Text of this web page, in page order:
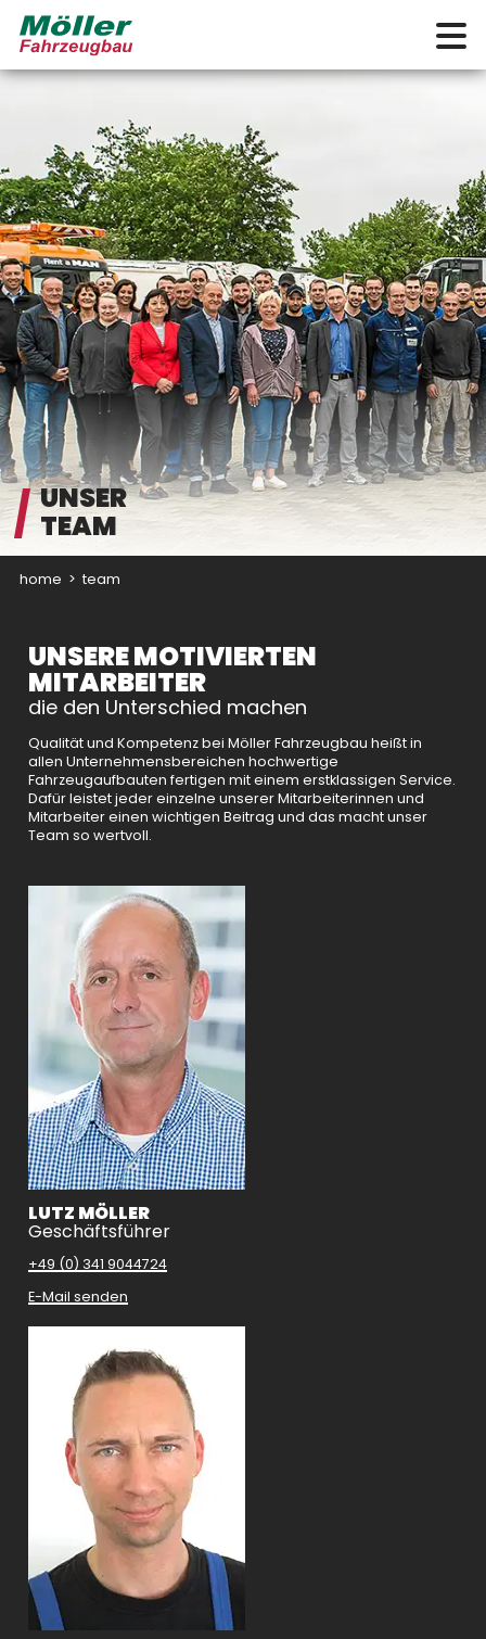
UNSER
TEAM
home > team
UNSERE MOTIVIERTEN
MITARBEITER
die den Unterschied machen
Qualität und Kompetenz bei Möller Fahrzeugbau heißt in
allen Unternehmensbereichen hochwertige
Fahrzeugaufbauten fertigen mit einem erstklassigen Service.
Dafür leistet jeder einzelne unserer Mitarbeiterinnen und
Mitarbeiter einen wichtigen Beitrag und das macht unser
Team so wertvoll.
LUTZ MÖLLER
Geschäftsführer
+49 (0) 341 9044724
E-Mail senden